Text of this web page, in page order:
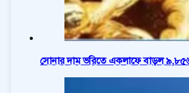
সোনার দাম ভরিতে একলাফে বাড়ল